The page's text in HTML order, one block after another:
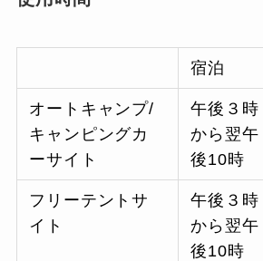
宿泊
オートキャンプ/
キャンピングカ
ーサイト
午後３時
から翌午
後10時
フリーテントサ
イト
午後３時
から翌午
後10時